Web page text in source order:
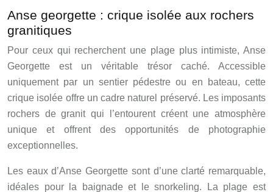
Anse georgette : crique isolée aux rochers
granitiques
Pour ceux qui recherchent une plage plus intimiste, Anse
Georgette est un véritable trésor caché. Accessible
uniquement par un sentier pédestre ou en bateau, cette
crique isolée offre un cadre naturel préservé. Les imposants
rochers de granit qui l’entourent créent une atmosphère
unique et offrent des opportunités de photographie
exceptionnelles.
Les eaux d’Anse Georgette sont d’une clarté remarquable,
idéales pour la baignade et le snorkeling. La plage est